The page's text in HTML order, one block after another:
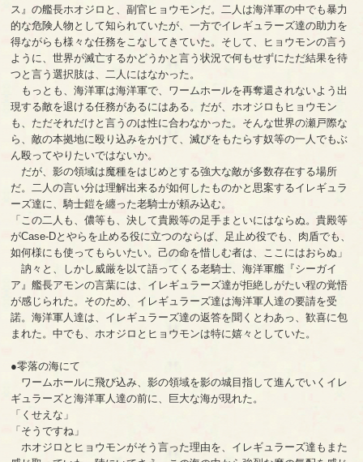
ス』の艦長ホオジロと、副官ヒョウモンだ。二人は海洋軍の中でも暴力
的な危険人物として知られていたが、一方でイレギュラーズ達の助力を
得ながらも様々な任務をこなしてきていた。そして、ヒョウモンの言う
ように、世界が滅亡するかどうかと言う状況で何もせずにただ結果を待
つと言う選択肢は、二人にはなかった。
もっとも、海洋軍は海洋軍で、ワームホールを再奪還されないよう出
現する敵を退ける任務があるにはある。だが、ホオジロもヒョウモン
も、ただそれだけと言うのは性に合わなかった。そんな世界の瀬戸際な
ら、敵の本拠地に殴り込みをかけて、滅びをもたらす奴等の一人でもぶ
ん殴ってやりたいではないか。
だが、影の領域は魔種をはじめとする強大な敵が多数存在する場所
だ。二人の言い分は理解出来るが如何したものかと思案するイレギュラ
ーズ達に、騎士鎧を纏った老騎士が頼み込む。
「この二人も、儂等も、決して貴殿等の足手まといにはならぬ。貴殿等
がCase-Dとやらを止める役に立つのならば、足止め役でも、肉盾でも、
如何様にも使ってもらいたい。己の命を惜しむ者は、ここにはおらぬ」
訥々と、しかし威厳を以て語ってくる老騎士、海洋軍艦『シーガイ
ア』艦長アモンの言葉には、イレギュラーズ達が拒絶しがたい程の覚悟
が感じられた。そのため、イレギュラーズ達は海洋軍人達の要請を受
諾。海洋軍人達は、イレギュラーズ達の返答を聞くとわあっ、歓喜に包
まれた。中でも、ホオジロとヒョウモンは特に嬉々としていた。
●零落の海にて
ワームホールに飛び込み、影の領域を影の城目指して進んでいくイレ
ギュラーズと海洋軍人達の前に、巨大な海が現れた。
「くせえな」
「そうですね」
ホオジロとヒョウモンがそう言った理由を、イレギュラーズ達もまた